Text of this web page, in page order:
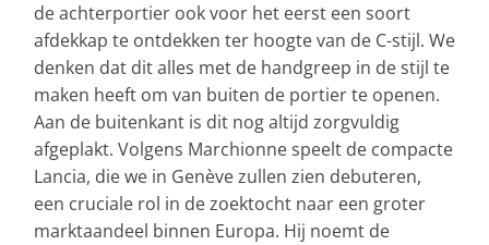
de achterportier ook voor het eerst een soort
afdekkap te ontdekken ter hoogte van de C-stijl. We
denken dat dit alles met de handgreep in de stijl te
maken heeft om van buiten de portier te openen.
Aan de buitenkant is dit nog altijd zorgvuldig
afgeplakt. Volgens Marchionne speelt de compacte
Lancia, die we in Genève zullen zien debuteren,
een cruciale rol in de zoektocht naar een groter
marktaandeel binnen Europa. Hij noemt de